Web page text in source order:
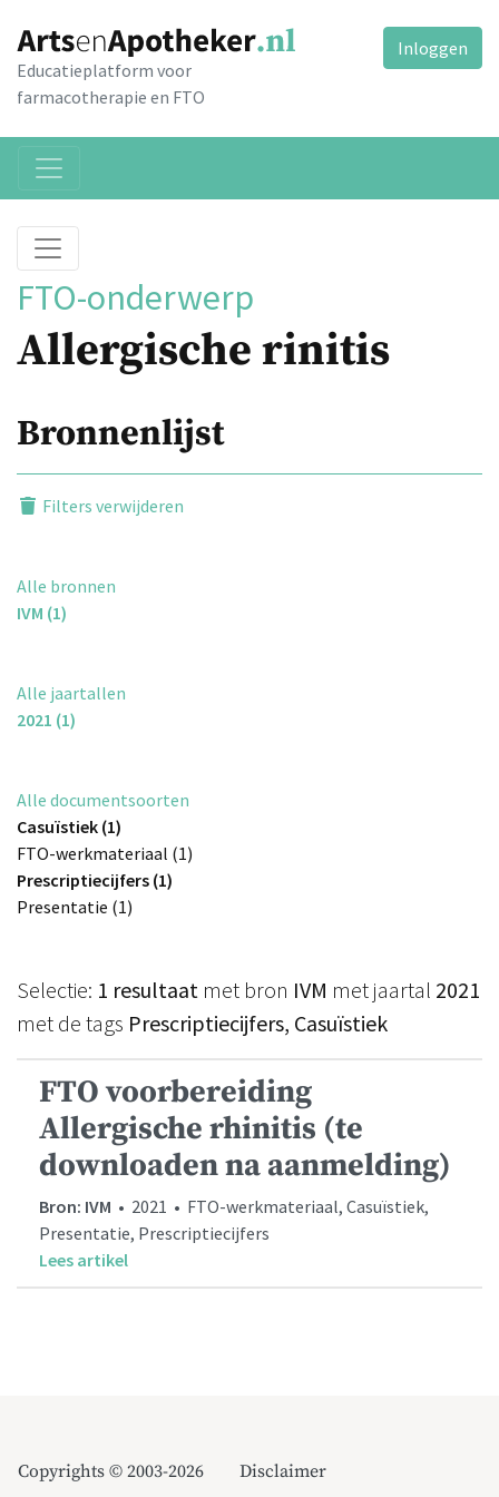
Educatieplatform voor
farmacotherapie en FTO
Inloggen
FTO-onderwerp
Allergische rinitis
Bronnenlijst
Filters verwijderen
Alle bronnen
IVM (1)
Alle jaartallen
2021 (1)
Alle documentsoorten
Casuïstiek (1)
FTO-werkmateriaal (1)
Prescriptiecijfers (1)
Presentatie (1)
Selectie: 1 resultaat met bron IVM met jaartal 2021
met de tags Prescriptiecijfers, Casuïstiek
FTO voorbereiding
Allergische rhinitis (te
downloaden na aanmelding)
Bron: IVM • 2021 • FTO-werkmateriaal, Casuïstiek,
Presentatie, Prescriptiecijfers
Lees artikel
Copyrights © 2003-2026 Disclaimer